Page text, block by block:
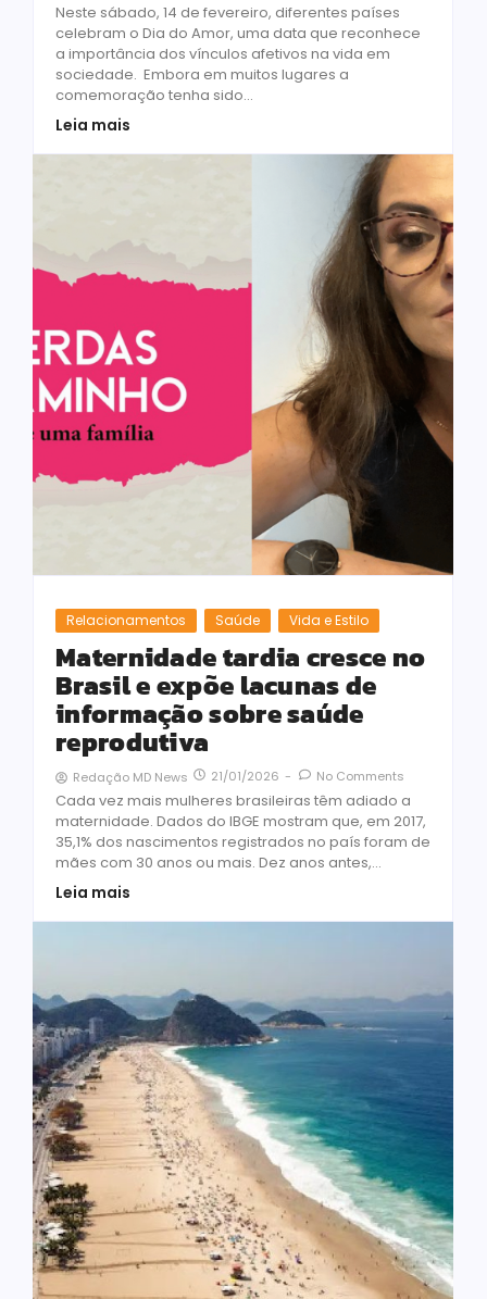
Neste sábado, 14 de fevereiro, diferentes países
celebram o Dia do Amor, uma data que reconhece
a importância dos vínculos afetivos na vida em
sociedade. Embora em muitos lugares a
comemoração tenha sido...
Leia mais
Relacionamentos Saúde Vida e Estilo
Maternidade tardia cresce no
Brasil e expõe lacunas de
informação sobre saúde
reprodutiva
Redação MD News 21/01/2026 - No Comments
Cada vez mais mulheres brasileiras têm adiado a
maternidade. Dados do IBGE mostram que, em 2017,
35,1% dos nascimentos registrados no país foram de
mães com 30 anos ou mais. Dez anos antes,...
Leia mais